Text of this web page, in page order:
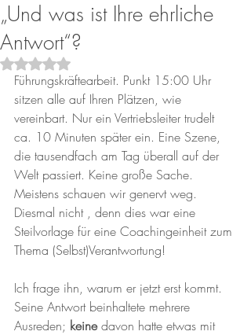
„Und was ist Ihre ehrliche
Antwort“?
Mit NaN von 5 Sternen bewertet.
Führungskräftearbeit. Punkt 15:00 Uhr
sitzen alle auf Ihren Plätzen, wie
vereinbart. Nur ein Vertriebsleiter trudelt
ca. 10 Minuten später ein. Eine Szene,
die tausendfach am Tag überall auf der
Welt passiert. Keine große Sache.
Meistens schauen wir genervt weg.
Diesmal nicht , denn dies war eine
Steilvorlage für eine Coachingeinheit zum
Thema (Selbst)Verantwortung!
Ich frage ihn, warum er jetzt erst kommt.
Seine Antwort beinhaltete mehrere
Ausreden; keine davon hatte etwas mit